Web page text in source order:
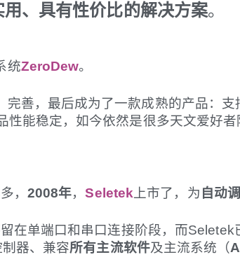
用、具有性价比的解决方案。
统ZeroDew。
善，最后成为了一款成熟的产品：支
能稳定，如今依然是很多天文爱好者
， 2008年，Seletek 上市了，为 自动
在单端口和串口连接阶段，而Seletek
器、兼容所有主流软件及主流系统（